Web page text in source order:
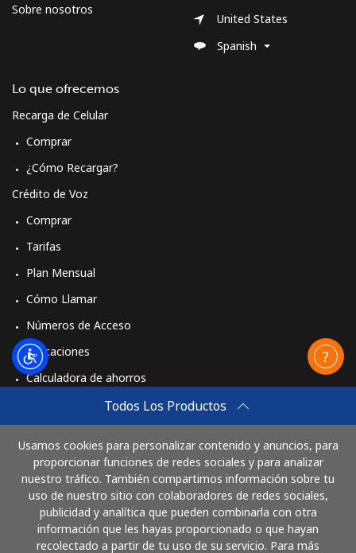
Todos Los Productos
Usamos cookies para personalizar contenido y anuncios, para
proporcionar funciones de redes sociales y para analizar
nuestro tráfico. También compartimos información sobre tu
uso de nuestro sitio con colaboradores de redes sociales,
publicidad y analítica que pueden combinarla con otra
información que les hayas proporcionado o que hayan
recolectado a partir de tu uso de su servicio. Para más
Sobre nosotros
Lo que ofrecemos
Recarga de Celular
Comprar
¿Cómo Recargar?
Crédito de Voz
Comprar
Tarifas
Plan Mensual
Cómo Llamar
Números de Acceso
Aplicaciones
Calculadora de ahorros
Comprar
Cómo funciona
United States
Spanish
Paga con